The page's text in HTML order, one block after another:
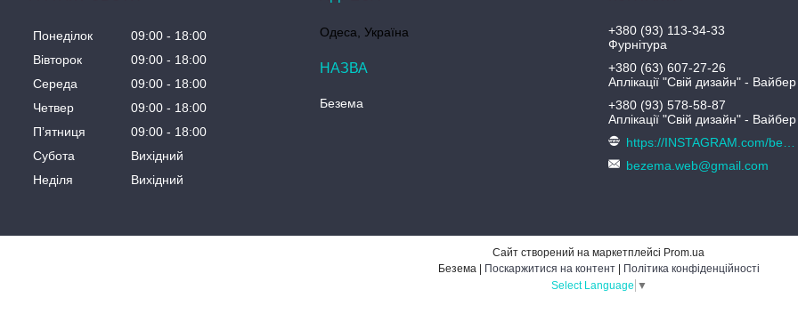
Понеділок 09:00
18:00
Вівторок
09:00
18:00
Середа
09:00
18:00
Четвер
09:00
18:00
Пʼятниця
09:00
18:00
Субота
Вихідний
Неділя
Вихідний
Одеса, Україна
Безема
+380 (93) 113-34-33
Фурнітура
+380 (63) 607-27-26
Аплікації "Свій дизайн" - Вайбер
+380 (93) 578-58-87
Аплікації "Свій дизайн" - Вайбер
bezema.web@gmail.com
Сайт створений на маркетплейсі Prom.ua
Поскаржитися на контент
Політика конфіденційності
Select Language ▼